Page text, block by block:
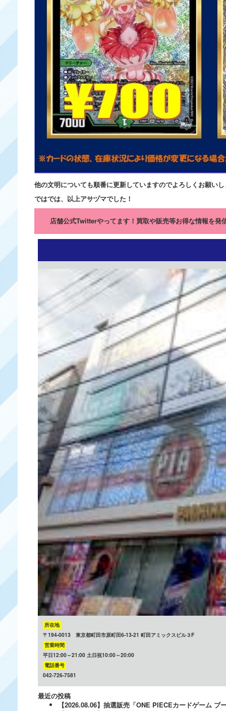
他の文明についても順番に更新していますのでよろしくお願い
ではでは、以上アサヅマでした！
店舗公式Twitterやってます！買取や販売等お得な情報を
所在地
〒194-0013 東京都町田市原町田6-13-21 町田アミックスビル３F
営業時間
平日12:00～21:00 土日祝10:00～20:00
電話番号
042-726-7581
最近の投稿
【2026.08.06】抽選販売「ONE PIECEカードゲーム ブ